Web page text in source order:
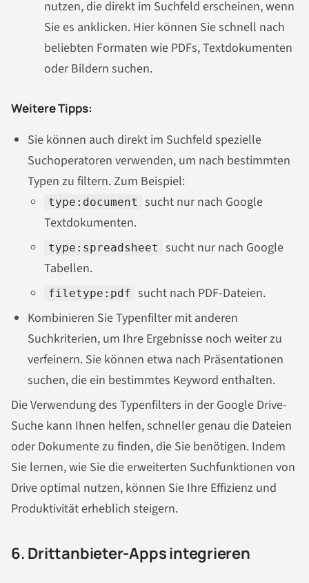
nutzen, die direkt im Suchfeld erscheinen, wenn
Sie es anklicken. Hier können Sie schnell nach
beliebten Formaten wie PDFs, Textdokumenten
oder Bildern suchen.
Weitere Tipps:
Sie können auch direkt im Suchfeld spezielle
Suchoperatoren verwenden, um nach bestimmten
Typen zu filtern. Zum Beispiel:
type:document
sucht nur nach Google
Textdokumenten.
type:spreadsheet
sucht nur nach Google
Tabellen.
filetype:pdf sucht nach PDF-Dateien.
Kombinieren Sie Typenfilter mit anderen
Suchkriterien, um Ihre Ergebnisse noch weiter zu
verfeinern. Sie können etwa nach Präsentationen
suchen, die ein bestimmtes Keyword enthalten.
Die Verwendung des Typenfilters in der Google Drive-
Suche kann Ihnen helfen, schneller genau die Dateien
oder Dokumente zu finden, die Sie benötigen. Indem
Sie lernen, wie Sie die erweiterten Suchfunktionen von
Drive optimal nutzen, können Sie Ihre Effizienz und
Produktivität erheblich steigern.
6. Drittanbieter-Apps integrieren